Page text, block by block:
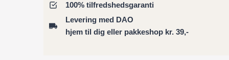
design
–
moderne
100% tilfredshedsgaranti
Levering med DAO
hjem til dig eller pakkeshop kr. 39,-